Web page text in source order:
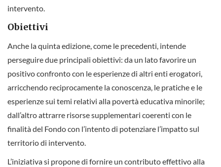
intervento.
Obiettivi
Anche la quinta edizione, come le precedenti, intende
perseguire due principali obiettivi: da un lato favorire un
positivo confronto con le esperienze di altri enti erogatori,
arricchendo reciprocamente la conoscenza, le pratiche e le
esperienze sui temi relativi alla povertà educativa minorile;
dall’altro attrarre risorse supplementari coerenti con le
finalità del Fondo con l’intento di potenziare l’impatto sul
territorio di intervento.
L’iniziativa si propone di fornire un contributo effettivo alla